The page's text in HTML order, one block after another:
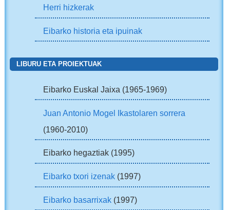
Herri hizkerak
Eibarko historia eta ipuinak
LIBURU ETA PROIEKTUAK
Eibarko Euskal Jaixa (1965-1969)
Juan Antonio Mogel Ikastolaren sorrera
(1960-2010)
Eibarko hegaztiak (1995)
Eibarko txori izenak(1997)
Eibarko basarrixak(1997)